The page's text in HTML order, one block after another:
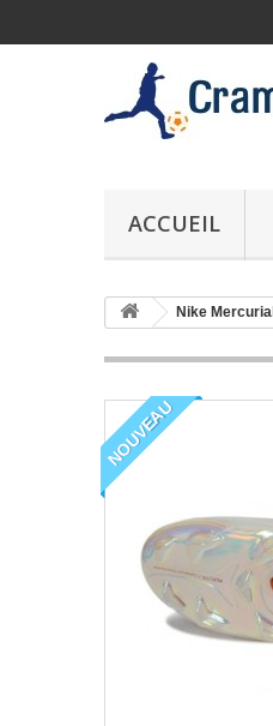
ACCUEIL
Nike Mercurial
NOUVEAU